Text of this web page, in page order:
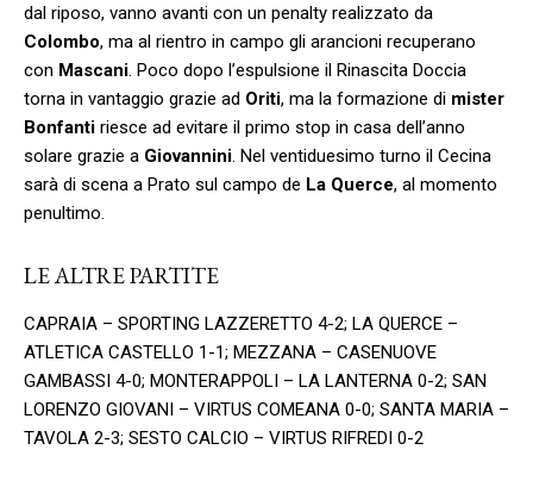
dal riposo, vanno avanti con un penalty realizzato da
Colombo, ma al rientro in campo gli arancioni recuperano
con Mascani. Poco dopo l’espulsione il Rinascita Doccia
torna in vantaggio grazie ad Oriti, ma la formazione di mister
Bonfanti riesce ad evitare il primo stop in casa dell’anno
solare grazie a Giovannini. Nel ventiduesimo turno il Cecina
sarà di scena a Prato sul campo de La Querce, al momento
penultimo.
LE ALTRE PARTITE
CAPRAIA – SPORTING LAZZERETTO 4-2; LA QUERCE –
ATLETICA CASTELLO 1-1; MEZZANA – CASENUOVE
GAMBASSI 4-0; MONTERAPPOLI – LA LANTERNA 0-2; SAN
LORENZO GIOVANI – VIRTUS COMEANA 0-0; SANTA MARIA –
TAVOLA 2-3; SESTO CALCIO – VIRTUS RIFREDI 0-2